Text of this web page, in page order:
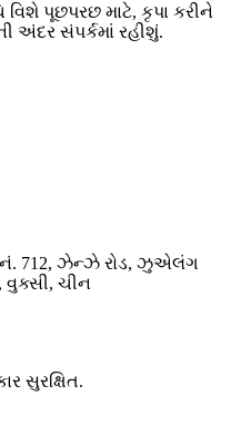
વિશે પૂછપરછ માટે, કૃપા કરીને
અંદર સંપર્કમાં રહીશું.
712, ઝેન્ઝે રોડ, ઝુએલંગ
વુક્સી, ચીન
સુરક્ષિત.